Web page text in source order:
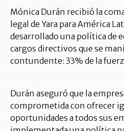
Mónica Durán recibió la
legal de Yara para América
desarrollado una política de
cargos directivos que se
contundente: 33% de la
Durán aseguró que la
comprometida con ofrecer
oportunidades a todos sus